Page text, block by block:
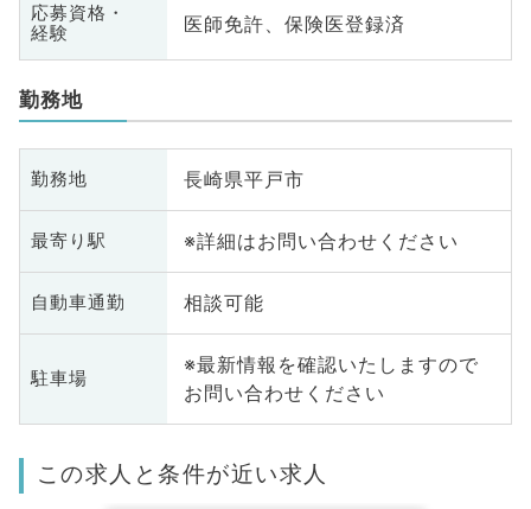
応募資格・
経験
医師免許、保険医登録済
勤務地
勤務地 長崎県平戸市
最寄り駅 ※詳細はお問い合わせください
自動車通勤 相談可能
駐車場
※最新情報を確認いたしますので
お問い合わせください
この求人と条件が近い求人